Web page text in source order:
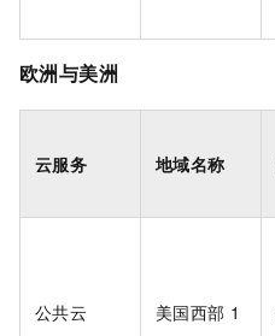
欧洲与美洲
云服务 地域名称
公共云 美国西部 1